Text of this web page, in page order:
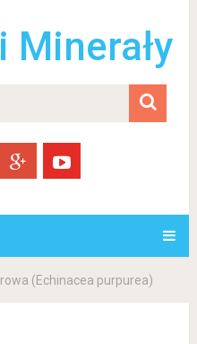
(Echinacea purpurea)